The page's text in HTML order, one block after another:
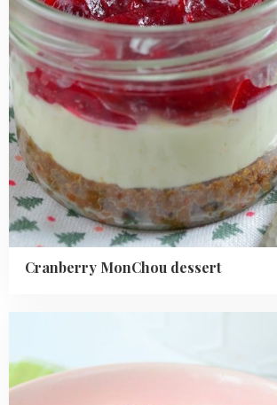
Cranberry MonChou dessert
about
Chocolade